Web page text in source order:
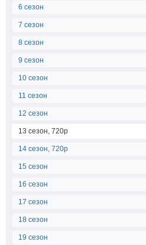
6 сезон
7 сезон
8 сезон
9 сезон
10 сезон
11 сезон
12 сезон
13 сезон, 720p
14 сезон, 720p
15 сезон
16 сезон
17 сезон
18 сезон
19 сезон